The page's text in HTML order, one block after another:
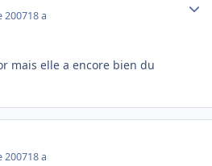
200718 a
mais elle a encore bien du
200718 a